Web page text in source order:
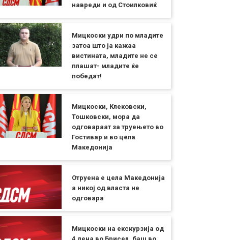
навреди и од Стоилковиќ
Мицкоски удри по младите
затоа што ја кажаа
вистината, младите не се
плашат- младите ќе
победат!
Мицкоски, Клековски,
Тошковски, мора да
одговараат за труењето во
Гостивар и во цела
Македонија
Отруена е цела Македонија
а никој од власта не
одговара
Мицкоски на екскурзија од